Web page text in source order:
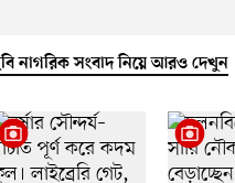
নাগরিক সংবাদ নিয়ে আরও দেখুন